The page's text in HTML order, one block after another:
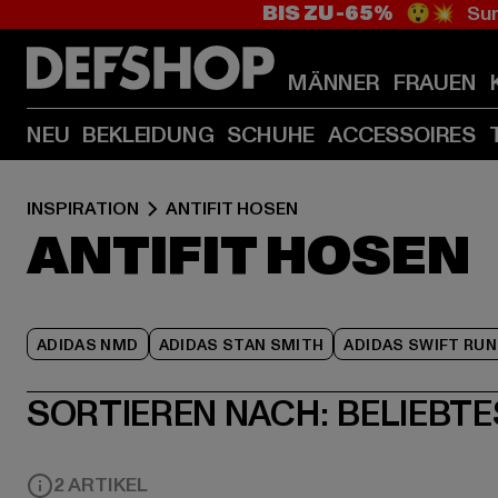
BIS ZU -65% 😲💥
MÄNNER FRAUEN
NEU BEKLEIDUNG SCHUHE ACCESSOIRES
INSPIRATION ANTIFIT HOSEN
ANTIFIT HOSEN
ADIDAS NMD ADIDAS STAN SMITH ADIDAS SWIFT RUN
SORTIEREN NACH:
2 ARTIKEL